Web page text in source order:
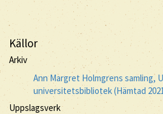
Källor
Arkiv
Ann Margret Holmgrens samling,
universitetsbibliotek (Hämtad
Uppslagsverk